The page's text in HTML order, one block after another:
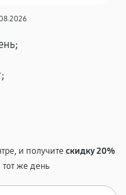
и получитескидку 20%
тот же день